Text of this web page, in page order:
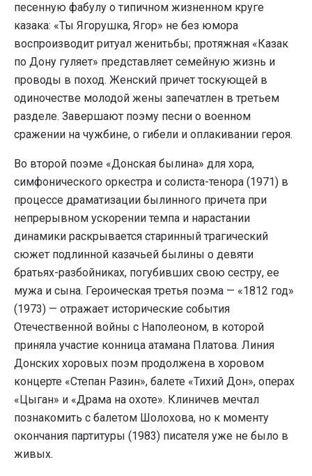
песенную фабулу о типичном жизненном круге
казака: «Ты Ягорушка, Ягор» не без юмора
воспроизводит ритуал женитьбы; протяжная «Казак
по Дону гуляет» представляет семейную жизнь и
проводы в поход. Женский причет тоскующей в
одиночестве молодой жены запечатлен в третьем
разделе. Завершают поэму песни о военном
сражении на чужбине, о гибели и оплакивании героя.
Во второй поэме «Донская былина» для хора,
симфонического оркестра и солиста-тенора (1971) в
процессе драматизации былинного причета при
непрерывном ускорении темпа и нарастании
динамики раскрывается старинный трагический
сюжет подлинной казачьей былины о девяти
братьях-разбойниках, погубивших свою сестру, ее
мужа и сына. Героическая третья поэма — «1812 год»
(1973) — отражает исторические события
Отечественной войны с Наполеоном, в которой
приняла участие конница атамана Платова. Линия
Донских хоровых поэм продолжена в хоровом
концерте «Степан Разин», балете «Тихий Дон», операх
«Цыган» и «Драма на охоте». Клиничев мечтал
познакомить с балетом Шолохова, но к моменту
окончания партитуры (1983) писателя уже не было в
живых.